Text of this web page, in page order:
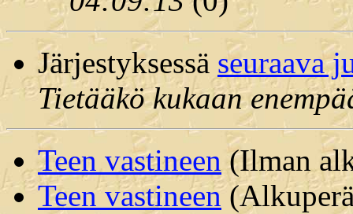
Järjestyksessä seuraava
Tietääkö kukaan
Teen vastineen (Ilman
Teen vastineen